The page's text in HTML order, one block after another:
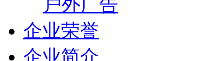
户外广告
企业荣誉
企业简介